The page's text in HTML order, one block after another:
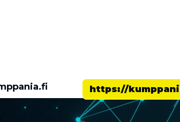
https://